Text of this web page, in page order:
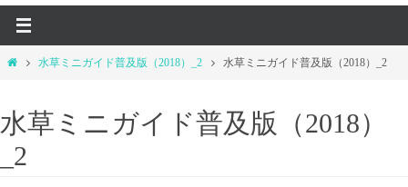
プ
ホ
水草ミニガイド普及版（2018）_2 水草ミニガイド普及版（2018）_2
水草ミニガイド普及版（2018）
_2